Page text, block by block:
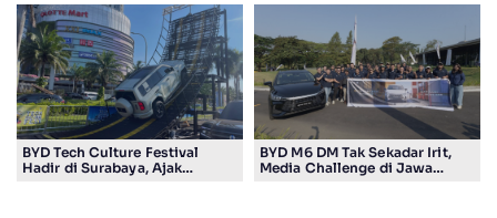
Penggemar Teknologi dan
Sepak Bola
Digital
BYD Tech Culture Festival
Hadir di Surabaya, Ajak
BYD M6 DM Tak Sekadar Irit,
Media Challenge di Jawa